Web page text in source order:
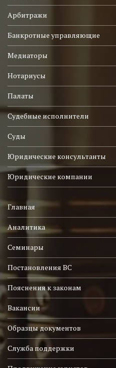
Арбитражи
Банкротные управляющие
Медиаторы
Нотариусы
Палаты
Судебные исполнители
Суды
Юридические консультанты
Юридические компании
Главная
Аналитика
Семинары
Постановления ВС
Пояснения к законам
Вакансии
Образцы документов
Служба поддержки